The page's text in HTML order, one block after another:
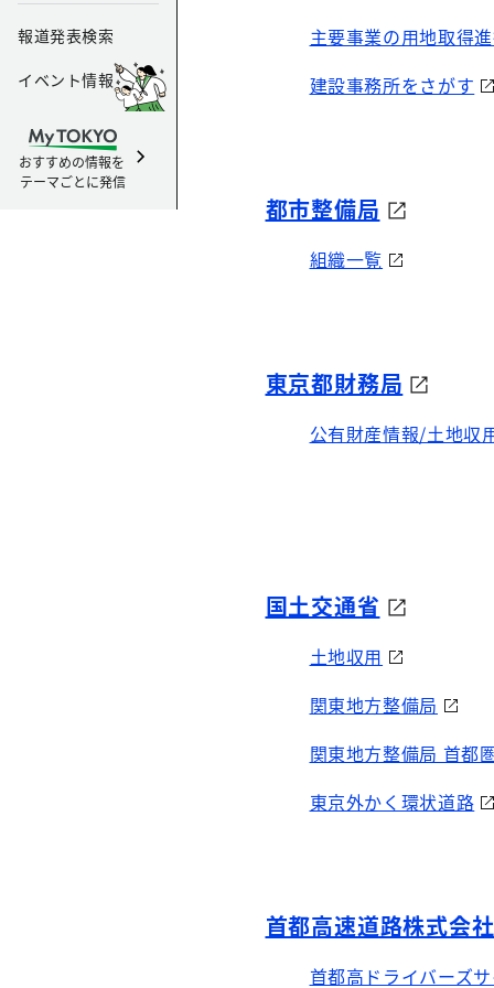
報道発表検索
イベント情報
おすすめの情報を
テーマごとに発信
主要事業の用地取得
建設事務所をさがす
都市整備局
組織一覧
東京都財務局
公有財産情報/土地収
国土交通省
土地収用
関東地方整備局
関東地方整備局 首都
東京外かく環状道路
首都高速道路株式会社
首都高ドライバーズ